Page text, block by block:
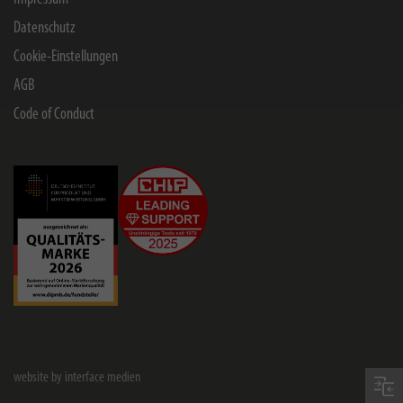
Datenschutz
Cookie-Einstellungen
AGB
Code of Conduct
website by interface medien